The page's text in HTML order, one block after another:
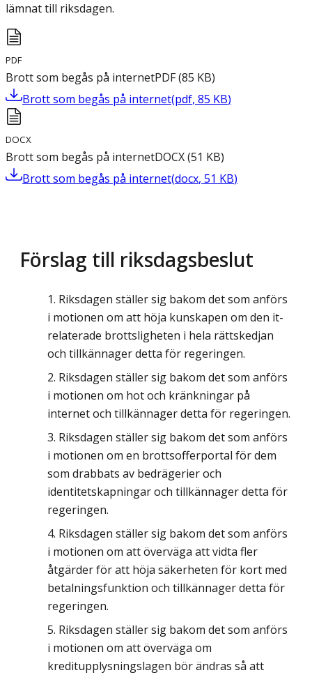
lämnat till riksdagen.
PDF
Brott som begås på internetPDF(85 KB)
Brott som begås på internet(pdf, 85 KB)
DOCX
Brott som begås på internetDOCX(51 KB)
Brott som begås på internet(docx, 51 KB)
Förslag till riksdagsbeslut
Riksdagen ställer sig bakom det som anförs
i motionen om att höja kunskapen om den it-
relaterade brottsligheten i hela rättskedjan
och tillkännager detta för regeringen.
Riksdagen ställer sig bakom det som anförs
i motionen om hot och kränkningar på
internet och tillkännager detta för regeringen.
Riksdagen ställer sig bakom det som anförs
i motionen om en brottsofferportal för dem
som drabbats av bedrägerier och
identitetskapningar och tillkännager detta för
regeringen.
Riksdagen ställer sig bakom det som anförs
i motionen om att överväga att vidta fler
åtgärder för att höja säkerheten för kort med
betalningsfunktion och tillkännager detta för
regeringen.
Riksdagen ställer sig bakom det som anförs
i motionen om att överväga om
kreditupplysningslagen bör ändras så att